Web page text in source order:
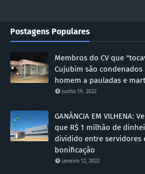
Postagens Populares
Membros do CV que
Cujubim são
homem a pauladas e
junho 19, 2022
GANÂNCIA EM VILHENA:
que R$ 1 milhão de
dividido entre servidores
bonificação
janeiro 12, 2022